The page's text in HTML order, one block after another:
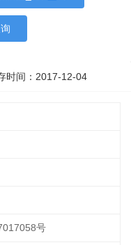
时间： 2017-12-04
号